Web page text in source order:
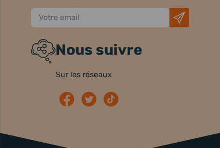
Nous suivre
Sur les réseaux